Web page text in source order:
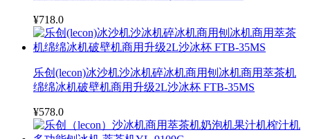
¥718.0
乐创(lecon)冰沙机沙冰机碎冰机商用刨冰机商用萃茶机
绵绵冰机破壁机商用升级2L沙冰杯 FTB-35MS
¥578.0